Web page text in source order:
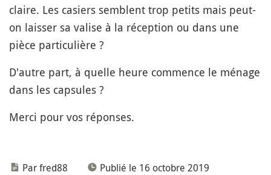
claire. Les casiers semblent trop petits mais peut-
on laisser sa valise à la réception ou dans une
pièce particulière ?
D'autre part, à quelle heure commence le ménage
dans les capsules ?
Merci pour vos réponses.
Par fred88 Publié le 16 octobre 2019